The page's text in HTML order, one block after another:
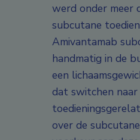
werd onder meer
subcutane
Amivantamab
handmatig in de
een
dat switchen naar
over de